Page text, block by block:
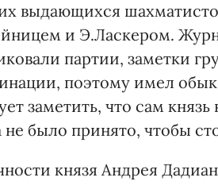
выдающихся
и Э.Ласкером.
партии, заметки
поэтому имел
заметить, что сам
не было принято, чтобы
князя Андрея